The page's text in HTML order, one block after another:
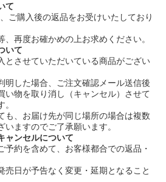
て
ご購入後の返品をお受けいたしており
再度お確かめの上お求めください。
いて
とさせていただいている商品がござい
明した場合、ご注文確認メール送信後
い物を取り消し（キャンセル）させて
も、お届け先が同じ場所の場合は複数
ますのでご了承願います。
ャンセルについて
予約を含めて、お客様都合での返品・
売日が予告なく変更・延期となること